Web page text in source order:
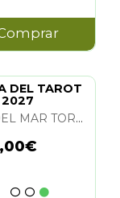
DEL TAROT
2027
MARIA DEL MAR TORT I CASALS